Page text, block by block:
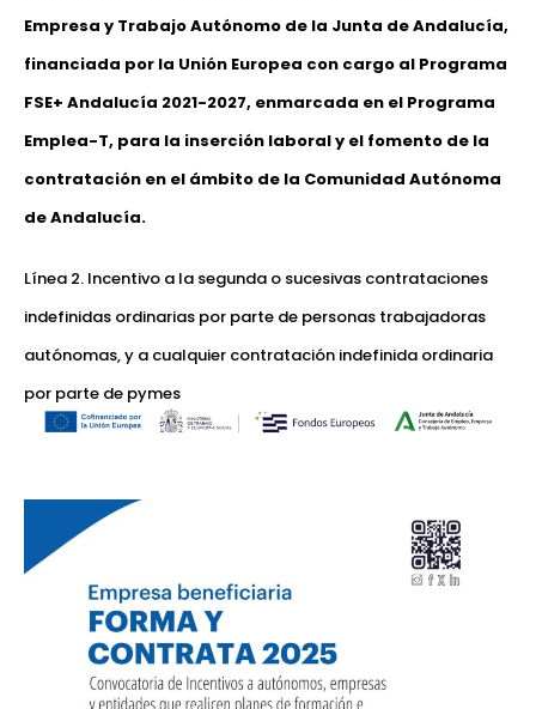
Empresa y Trabajo Autónomo de la Junta de Andalucía,
financiada por la Unión Europea con cargo al Programa
FSE+ Andalucía 2021-2027, enmarcada en el Programa
Emplea-T, para la inserción laboral y el fomento de la
contratación en el ámbito de la Comunidad Autónoma
de Andalucía.
Línea 2. Incentivo a la segunda o sucesivas contrataciones
indefinidas ordinarias por parte de personas trabajadoras
autónomas, y a cualquier contratación indefinida ordinaria
por parte de pymes